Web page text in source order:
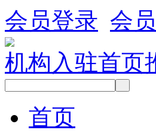
会员登录 会
机构入驻首页
首页